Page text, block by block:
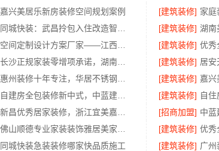
嘉兴美居乐新房装修空间规划案例 [建筑装修]
[建筑装修]
[建筑装修]
[建筑装修]
[建筑装修]
[建筑装修]
[招商加盟]
[建筑装修]
同城快装急装装修哪家快品质施工 [建筑装修]